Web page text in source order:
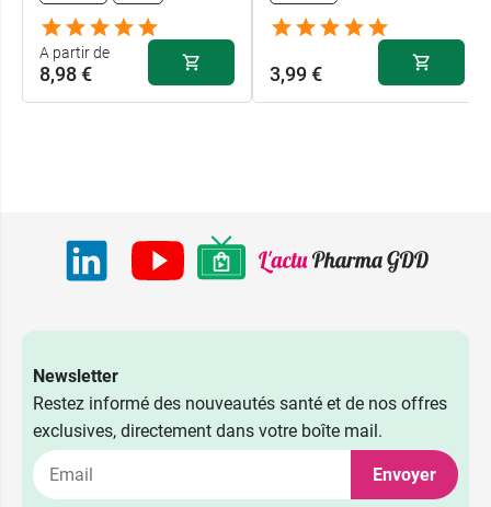
A partir de
8,98 €
A l'unité 8,98 €
3,99 €
Newsletter
Restez informé des nouveautés santé et de nos offres
exclusives, directement dans votre boîte mail.
Envoyer